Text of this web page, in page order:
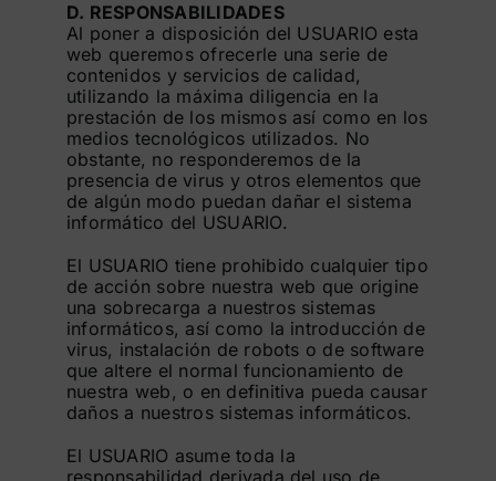
D. RESPONSABILIDADES
Al poner a disposición del USUARIO esta
web queremos ofrecerle una serie de
contenidos y servicios de calidad,
utilizando la máxima diligencia en la
prestación de los mismos así como en los
medios tecnológicos utilizados. No
obstante, no responderemos de la
presencia de virus y otros elementos que
de algún modo puedan dañar el sistema
informático del USUARIO.
El USUARIO tiene prohibido cualquier tipo
de acción sobre nuestra web que origine
una sobrecarga a nuestros sistemas
informáticos, así como la introducción de
virus, instalación de robots o de software
que altere el normal funcionamiento de
nuestra web, o en definitiva pueda causar
daños a nuestros sistemas informáticos.
El USUARIO asume toda la
responsabilidad derivada del uso de